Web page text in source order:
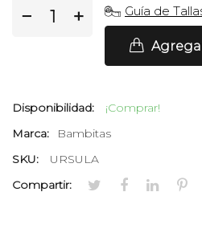
− + Guía de
Disponibilidad:
¡Comprar!
Marca:
Bambitas
SKU:
URSULA
Compartir: